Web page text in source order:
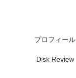
プロフィール
Disk Review